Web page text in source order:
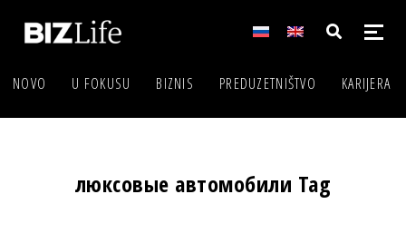
NOVO U FOKUSU BIZNIS PREDUZETNIŠTVO KARIJERA
люксовые автомобили Tag